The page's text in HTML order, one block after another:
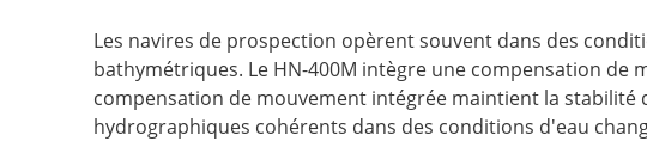
Les navires de prospection opèrent souvent dans des
bathymétriques. Le HN-400M intègre une compensation de
compensation de mouvement intégrée maintient la
hydrographiques cohérents dans des conditions d'eau